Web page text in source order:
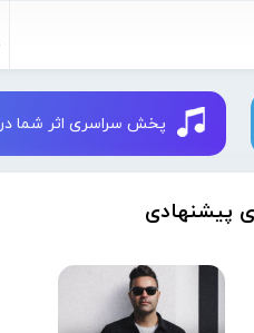
پخش سراسری اثر شما در
پیشنهادی